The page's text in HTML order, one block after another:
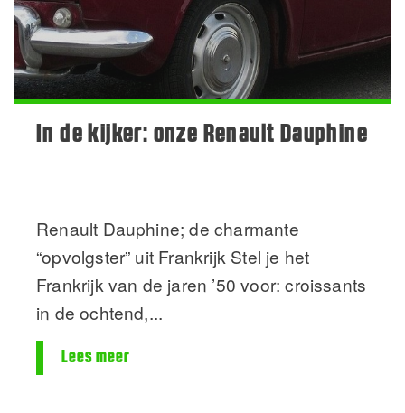
In de kijker: onze Renault Dauphine
Renault Dauphine; de charmante
“opvolgster” uit Frankrijk Stel je het
Frankrijk van de jaren ’50 voor: croissants
in de ochtend,...
Lees meer